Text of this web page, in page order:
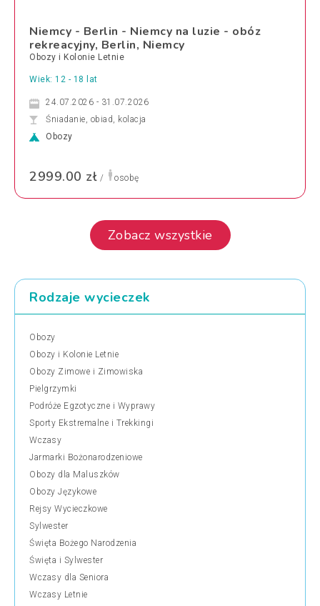
Niemcy - Berlin - Niemcy na luzie - obóz
rekreacyjny, Berlin, Niemcy
Obozy i Kolonie Letnie
Wiek: 12 - 18 lat
24.07.2026 - 31.07.2026
Śniadanie, obiad, kolacja
Obozy
2999.00 zł / osobę
Zobacz wszystkie
Rodzaje wycieczek
Obozy
Obozy i Kolonie Letnie
Obozy Zimowe i Zimowiska
Pielgrzymki
Podróże Egzotyczne i Wyprawy
Sporty Ekstremalne i Trekkingi
Wczasy
Jarmarki Bożonarodzeniowe
Obozy dla Maluszków
Obozy Językowe
Rejsy Wycieczkowe
Sylwester
Święta Bożego Narodzenia
Święta i Sylwester
Wczasy dla Seniora
Wczasy Letnie